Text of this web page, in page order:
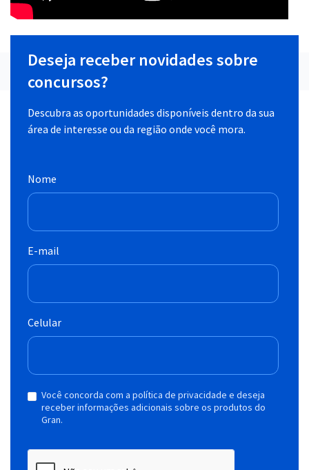
Deseja receber novidades sobre
concursos?
Descubra as oportunidades disponíveis dentro da sua
área de interesse ou da região onde você mora.
Nome
E-mail
Celular
Você concorda com a política de privacidade e deseja
receber informações adicionais sobre os produtos do
Gran.